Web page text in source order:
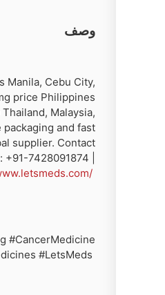
وصف
Manila, Cebu City,
price Philippines
Malaysia,
and fast
supplier. Contact
7428091874 |
#CancerMedicine
#LetsMeds